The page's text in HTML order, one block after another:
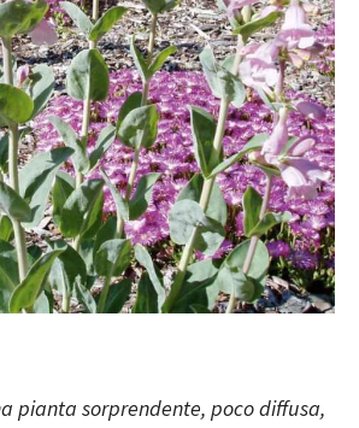
pianta sorprendente, poco diffusa,